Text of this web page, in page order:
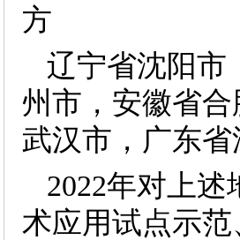
方
辽宁省沈阳市
州市，安徽省
武汉市，广东
2022年对上
术应用试点示